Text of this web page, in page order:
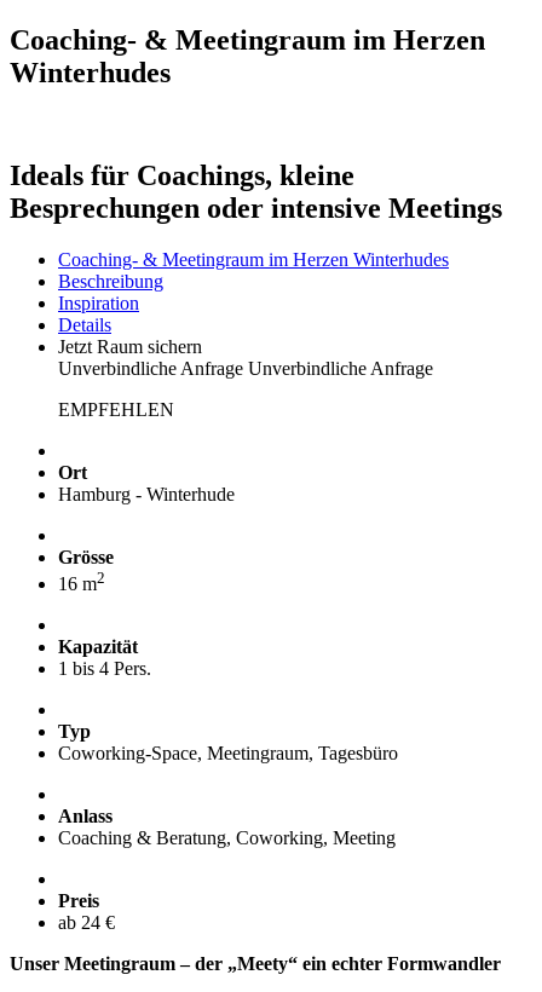
Coaching- & Meetingraum im Herzen
Winterhudes
Ideals für Coachings, kleine
Besprechungen oder intensive Meetings
Coaching- & Meetingraum im Herzen Winterhudes
Beschreibung
Inspiration
Details
Jetzt Raum sichern
Unverbindliche Anfrage Unverbindliche Anfrage
EMPFEHLEN
Ort
Hamburg - Winterhude
Grösse
16 m2
Kapazität
1 bis 4 Pers.
Typ
Coworking-Space, Meetingraum, Tagesbüro
Anlass
Coaching & Beratung, Coworking, Meeting
Preis
ab 24 €
Unser Meetingraum – der „Meety“ ein echter Formwandler